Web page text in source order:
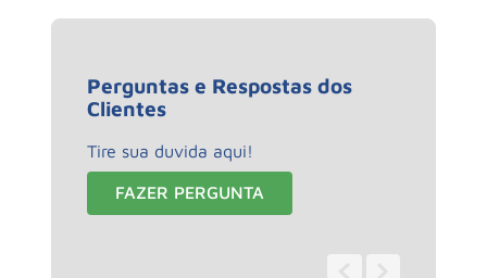
Perguntas e Respostas dos
Clientes
Tire sua duvida aqui!
FAZER PERGUNTA